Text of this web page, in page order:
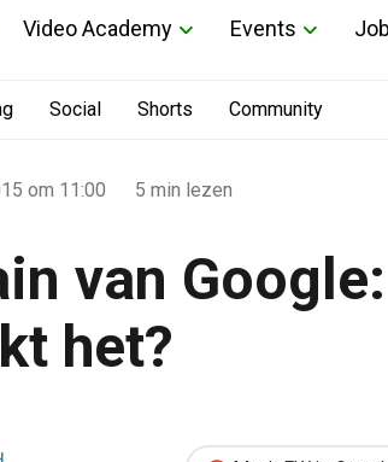
Video Academy Events
Social Shorts Community
om 11:00 5 min lezen
van
het?